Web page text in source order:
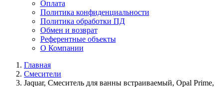
Оплата
Политика конфиденциальности
Политика обработки ПД
Обмен и возврат
Референтные объекты
О Компании
Главная
Смесители
Jaquar, Смеситель для ванны встраиваемый, Opal Prime,